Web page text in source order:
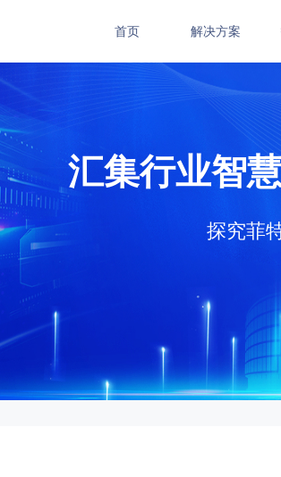
首页 解决方案
功能介绍
在线订购
健身房
功能介绍
在线订
汇集行业智
探究菲